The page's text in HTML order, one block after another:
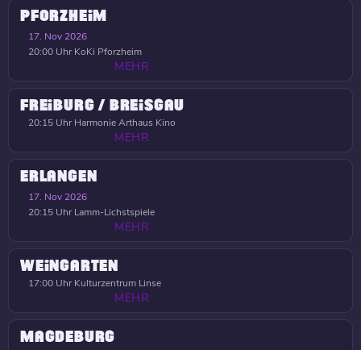
PFORZHEIM
17. Nov 2026
20:00 Uhr KoKi Pforzheim
MEHR
FREIBURG / BREISGAU
20:15 Uhr Harmonie Arthaus Kino
MEHR
ERLANGEN
17. Nov 2026
20:15 Uhr Lamm-Lichstspiele
MEHR
WEINGARTEN
17:00 Uhr Kulturzentrum Linse
MEHR
MAGDEBURG